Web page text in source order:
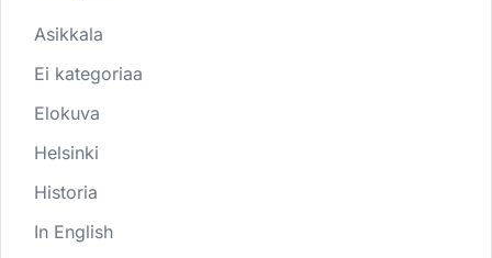
Asikkala
Ei kategoriaa
Elokuva
Helsinki
Historia
In English